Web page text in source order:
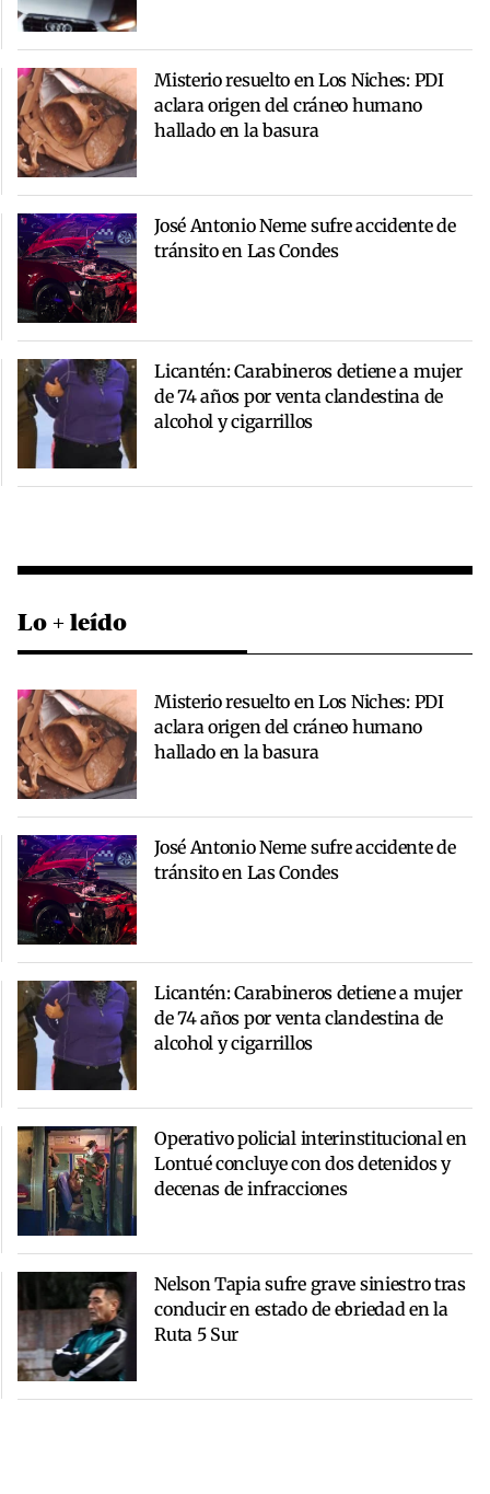
Misterio resuelto en Los Niches: PDI
aclara origen del cráneo humano
hallado en la basura
José Antonio Neme sufre accidente de
tránsito en Las Condes
Licantén: Carabineros detiene a mujer
de 74 años por venta clandestina de
alcohol y cigarrillos
Lo + leído
Misterio resuelto en Los Niches: PDI
aclara origen del cráneo humano
hallado en la basura
José Antonio Neme sufre accidente de
tránsito en Las Condes
Licantén: Carabineros detiene a mujer
de 74 años por venta clandestina de
alcohol y cigarrillos
Operativo policial interinstitucional en
Lontué concluye con dos detenidos y
decenas de infracciones
Nelson Tapia sufre grave siniestro tras
conducir en estado de ebriedad en la
Ruta 5 Sur